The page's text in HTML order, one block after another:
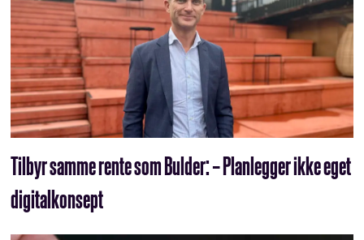
Tilbyr samme rente som Bulder: – Planlegger ikke eget
digitalkonsept